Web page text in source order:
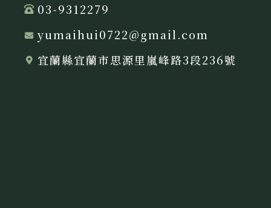
03-9312279
yumaihui0722@gmail.com
宜蘭縣宜蘭市思源里嵐峰路3段236號